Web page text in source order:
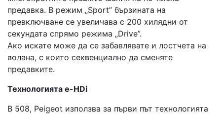
предавка. В режим „Sport” бързината на
превключване се увеличава с 200 хилядни от
секундата спрямо режима „Drive”.
Ако искате може да се забавлявате и лостчета на
волана, с които секвенциално да сменяте
предавките.
Технологията e-HDi
В 508, Peigeot използва за първи път технологията